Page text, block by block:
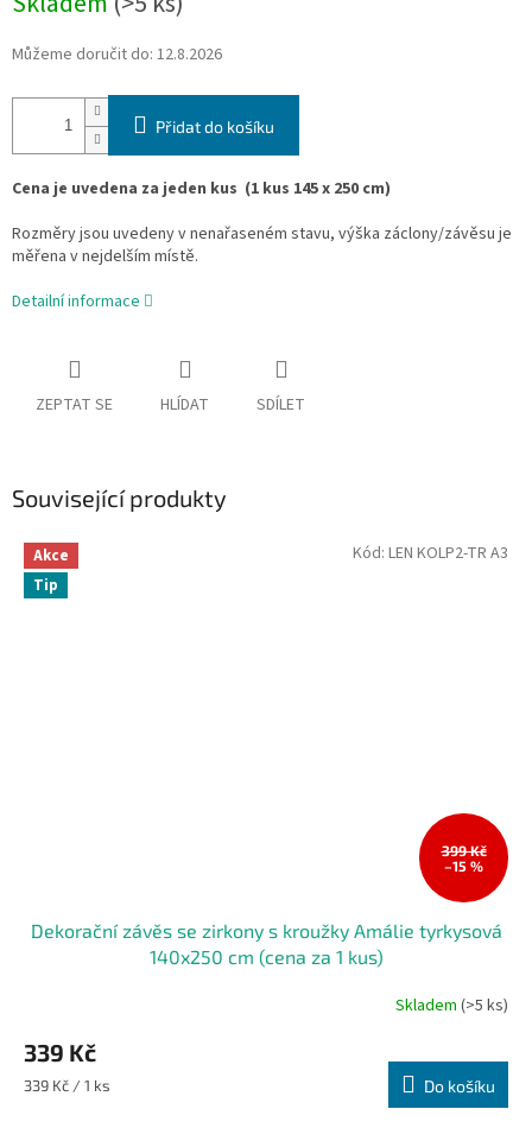
Můžeme doručit do: 12.8.2026
Přidat do košíku
Cena je uvedena za jeden kus (1 kus 145 x 250 cm)
Rozměry jsou uvedeny v nenařaseném stavu, výška záclony/závěsu je
měřena v nejdelším místě.
Detailní informace
ZEPTAT SE HLÍDAT SDÍLET
Související produkty
Akce
Tip
399 Kč
–15 %
Dekorační závěs se zirkony s kroužky Amálie tyrkysová
140x250 cm (cena za 1 kus)
Skladem (>5 ks)
339 Kč
Měrná
339 Kč / 1 ks Do košíku
Kód: LEN KOLP2-TR A3